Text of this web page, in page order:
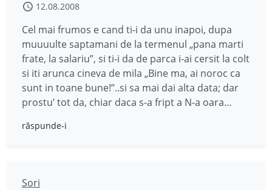
12.08.2008
Cel mai frumos e cand ti-i da unu inapoi, dupa
muuuulte saptamani de la termenul „pana marti
frate, la salariu”, si ti-i da de parca i-ai cersit la colt
si iti arunca cineva de mila „Bine ma, ai noroc ca
sunt in toane bune!”..si sa mai dai alta data; dar
prostu’ tot da, chiar daca s-a fript a N-a oara…
răspunde-i
Sori